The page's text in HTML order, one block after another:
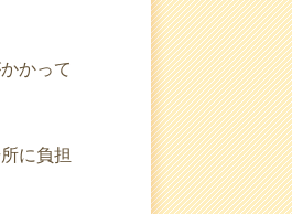
かって
に負担